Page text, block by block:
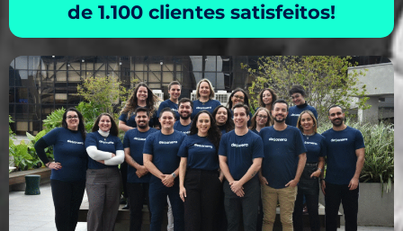
de 1.100 clientes satisfeitos!